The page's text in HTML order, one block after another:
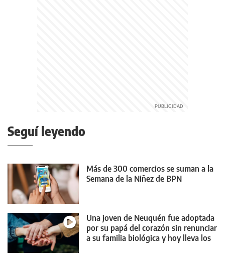
Seguí leyendo
Más de 300 comercios se suman a la
Semana de la Niñez de BPN
Una joven de Neuquén fue adoptada
por su papá del corazón sin renunciar
a su familia biológica y hoy lleva los